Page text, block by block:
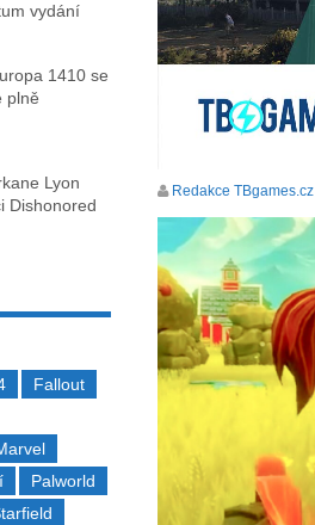
Redakce TBgames.cz
vydání
1410 se
plně
Lyon
Dishonored
Fallout
Palworld